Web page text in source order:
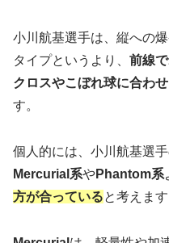
小川航基選手は、縦への
タイプというより、 前線
クロスやこぼれ球に合わ
す。
個人的には、小川航基選
Mercurial系やPhantom系
方が合っていると考えます